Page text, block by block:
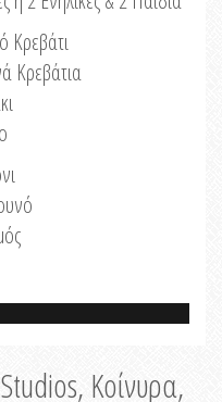
Κρεβάτι
Κρεβάτια
Κοίνυρα,